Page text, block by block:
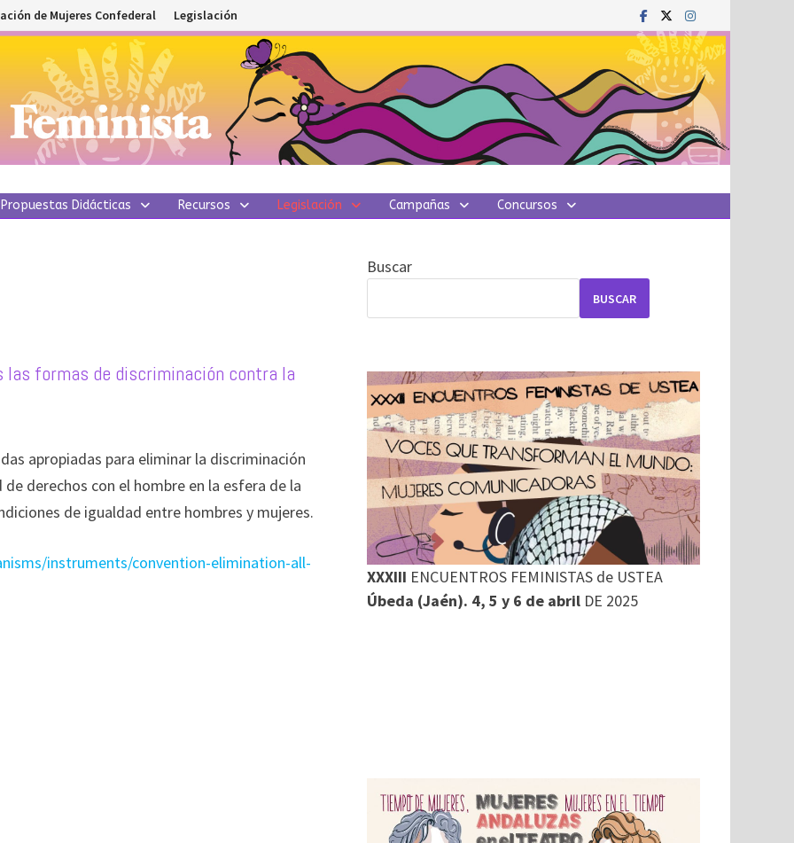
de Mujeres Confederal Legislación
Propuestas Didácticas Recursos Legislación Campañas Concursos
las formas de discriminación contra la
apropiadas para eliminar la discriminación
derechos con el hombre en la esfera de la
de igualdad entre hombres y mujeres.
instruments/convention-elimination-all-
Buscar
BUSCAR
XXXIII ENCUENTROS FEMINISTAS de USTEA
Úbeda (Jaén). 4, 5 y 6 de abrilDE 2025